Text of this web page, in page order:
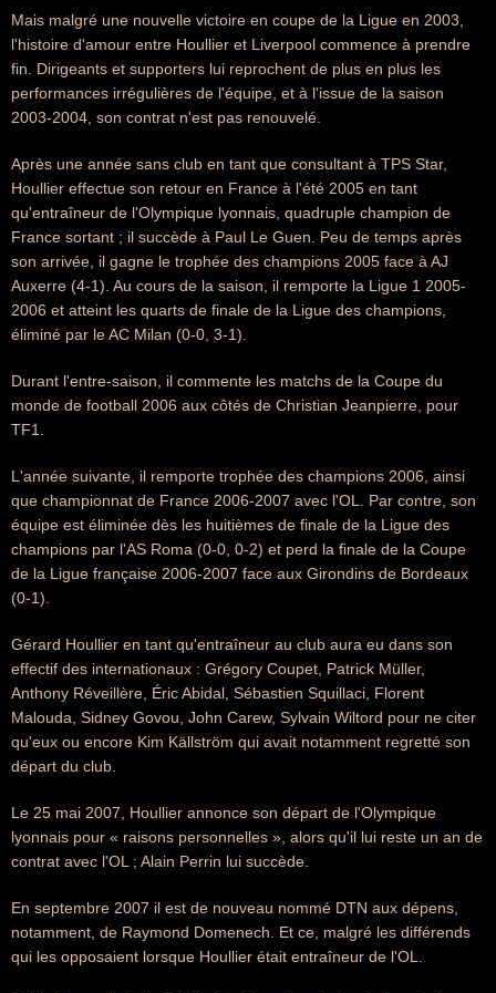
Mais malgré une nouvelle victoire en coupe de la Ligue en 2003,
l'histoire d'amour entre Houllier et Liverpool commence à prendre
fin. Dirigeants et supporters lui reprochent de plus en plus les
performances irrégulières de l'équipe, et à l'issue de la saison
2003-2004, son contrat n'est pas renouvelé.
Après une année sans club en tant que consultant à TPS Star,
Houllier effectue son retour en France à l'été 2005 en tant
qu'entraîneur de l'Olympique lyonnais, quadruple champion de
France sortant ; il succède à Paul Le Guen. Peu de temps après
son arrivée, il gagne le trophée des champions 2005 face à AJ
Auxerre (4-1). Au cours de la saison, il remporte la Ligue 1 2005-
2006 et atteint les quarts de finale de la Ligue des champions,
éliminé par le AC Milan (0-0, 3-1).
Durant l'entre-saison, il commente les matchs de la Coupe du
monde de football 2006 aux côtés de Christian Jeanpierre, pour
TF1.
L'année suivante, il remporte trophée des champions 2006, ainsi
que championnat de France 2006-2007 avec l'OL. Par contre, son
équipe est éliminée dès les huitièmes de finale de la Ligue des
champions par l'AS Roma (0-0, 0-2) et perd la finale de la Coupe
de la Ligue française 2006-2007 face aux Girondins de Bordeaux
(0-1).
Gérard Houllier en tant qu'entraîneur au club aura eu dans son
effectif des internationaux : Grégory Coupet, Patrick Müller,
Anthony Réveillère, Éric Abidal, Sébastien Squillaci, Florent
Malouda, Sidney Govou, John Carew, Sylvain Wiltord pour ne citer
qu'eux ou encore Kim Källström qui avait notamment regretté son
départ du club.
Le 25 mai 2007, Houllier annonce son départ de l'Olympique
lyonnais pour « raisons personnelles », alors qu'il lui reste un an de
contrat avec l'OL ; Alain Perrin lui succède.
En septembre 2007 il est de nouveau nommé DTN aux dépens,
notamment, de Raymond Domenech. Et ce, malgré les différends
qui les opposaient lorsque Houllier était entraîneur de l'OL.